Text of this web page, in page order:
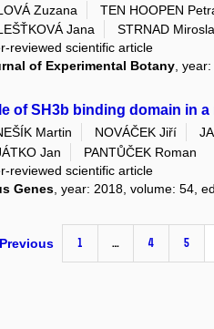
Zuzana TEN HOOPEN
Jana
STRNAD
reviewed scientific article
of Experimental Botany ,
of SH3b binding domain in
Martin NOVÁČEK Jiří
Jan
PANTŮČEK Roman
reviewed scientific article
Genes , year: 2018, volume: 54,
Previous 1 … 4 5